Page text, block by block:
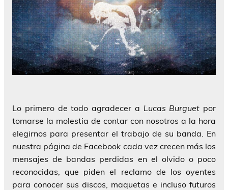
Lo primero de todo agradecer a Lucas Burguet por
tomarse la molestia de contar con nosotros a la hora
elegirnos para presentar el trabajo de su banda. En
nuestra página de Facebook cada vez crecen más los
mensajes de bandas perdidas en el olvido o poco
reconocidas, que piden el reclamo de los oyentes
para conocer sus discos, maquetas e incluso futuros